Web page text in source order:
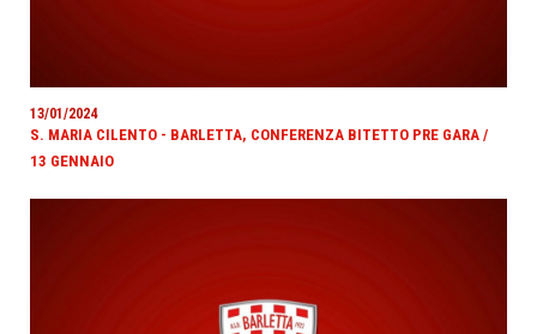
13/01/2024
S. MARIA CILENTO - BARLETTA, CONFERENZA BITETTO PRE GARA /
13 GENNAIO